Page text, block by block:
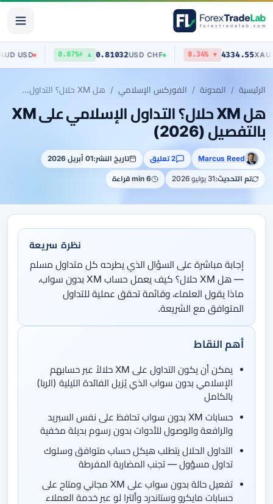
▼ 0.34%
USD CHF
0.81032
▲ +0.07%
AUD USD
الرئيسية المدونة الفوركس الإسلامي هل XM حلال؟ التداول الإسلامي على XM بالتفصيل (2026)
هل XM حلال؟ التداول الإسلامي على XM
بالتفصيل (2026)
Marcus Reed 2 تعليق تاريخ النشر:01 أبريل 2026
تم التحديث:31 يوليو 2026 6 min قراءة
نظرة سريعة
إجابة مباشرة على السؤال الذي يطرحه كل متداول مسلم
— هل XM حلال؟ كيف يعمل حساب XM بدون سواب،
ماذا يقول العلماء، وقائمة تحقق عملية للتداول
المتوافق مع الشريعة.
أهم النقاط
يمكن أن يكون التداول على XM حلالاً عبر حسابهم
الإسلامي بدون سواب الذي يُزيل الفائدة الليلية (الربا)
بالكامل
حسابات XM بدون سواب تحافظ على نفس السبريد
والرافعة والوصول للأدوات بدون رسوم بديلة مخفية
التداول الحلال يتطلب هيكل حساب متوافق وسلوك
تداول مسؤول — تجنب المضاربة المفرطة
تفعيل حالة بدون سواب على XM مجاني ومتاح على
حسابات مايكرو وستاندرد وألترا لو عبر خدمة العملاء